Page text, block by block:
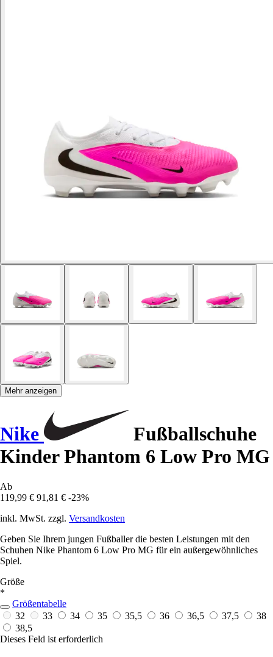
Mehr anzeigen
Nike
Fußballschuhe
Kinder Phantom 6 Low Pro MG
Ab
119,99 € 91,81 € -23%
inkl. MwSt. zzgl. Versandkosten
Geben Sie Ihrem jungen Fußballer die besten Leistungen mit den
Schuhen Nike Phantom 6 Low Pro MG für ein außergewöhnliches
Spiel.
Größe
*
Größentabelle
32
33 34 35 35,5 36 36,5 37,5
38
38,5
Dieses Feld ist erforderlich